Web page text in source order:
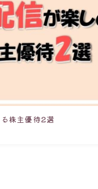
株主優待2選